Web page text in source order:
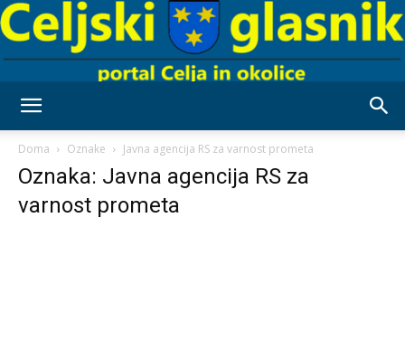
Doma Oznake Javna agencija RS za varnost prometa
Oznaka: Javna agencija RS za
varnost prometa